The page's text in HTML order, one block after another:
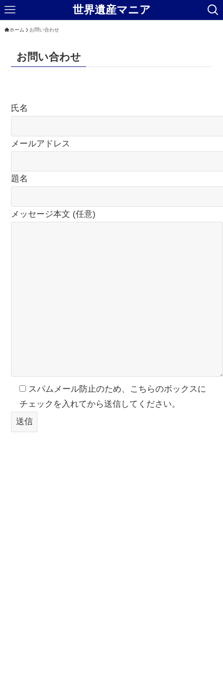
世界遺産マニア
ホーム お問い合わせ
お問い合わせ
氏名
メールアドレス
題名
メッセージ本文 (任意)
スパムメール防止のため、こちらのボックスに
チェックを入れてから送信してください。